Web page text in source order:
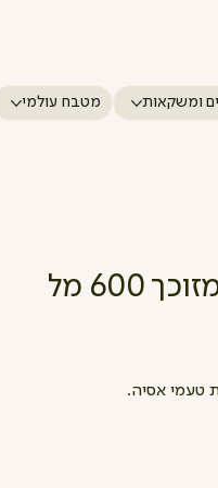
ומשקאות מטבח עולמי
מל